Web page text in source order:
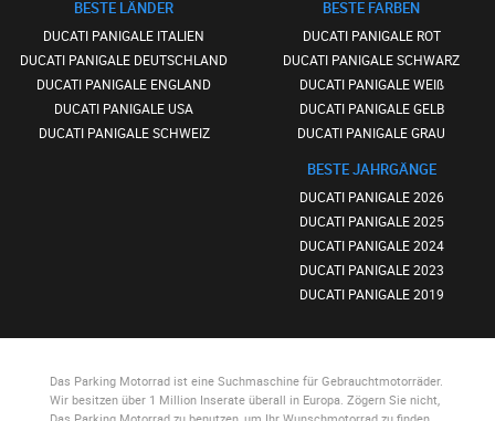
BESTE LÄNDER
DUCATI PANIGALE ITALIEN
DUCATI PANIGALE DEUTSCHLAND
DUCATI PANIGALE ENGLAND
DUCATI PANIGALE USA
DUCATI PANIGALE SCHWEIZ
BESTE FARBEN
DUCATI PANIGALE ROT
DUCATI PANIGALE SCHWARZ
DUCATI PANIGALE WEIß
DUCATI PANIGALE GELB
DUCATI PANIGALE GRAU
BESTE JAHRGÄNGE
DUCATI PANIGALE 2026
DUCATI PANIGALE 2025
DUCATI PANIGALE 2024
DUCATI PANIGALE 2023
DUCATI PANIGALE 2019
Das Parking Motorradist eine Suchmaschine für Gebrauchtmotorräder.
Wir besitzen über 1 Million Inserate überall in Europa. Zögern Sie nicht,